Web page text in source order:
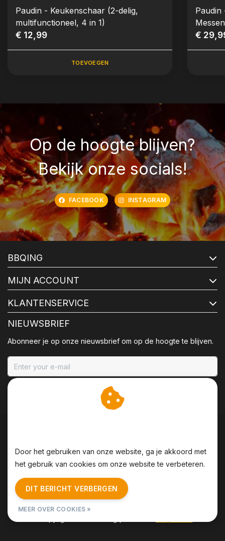
Paudin - Keukenschaar (2-delig,
multifunctioneel, 4 in 1)
€ 12,99
TOEVOEGEN
Paudin
€
Op de hoogte blijven?
Bekijk onze socials!
FACEBOOK INSTAGRAM
BBQING
MIJN ACCOUNT
KLANTENSERVICE
NIEUWSBRIEF
Abonneer je op onze nieuwsbrief om op de hoogte te blijven.
Algemene voorwaarden | Disclaimer
Sitemap
| RSS Feed
Door het gebruiken van onze website, ga je akkoord met
het gebruik van cookies om onze website te verbeteren.
DIT BERICHT VERBERGEN
MEER OVER COOKIES »